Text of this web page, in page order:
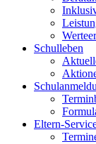
Schulleben
Eltern-